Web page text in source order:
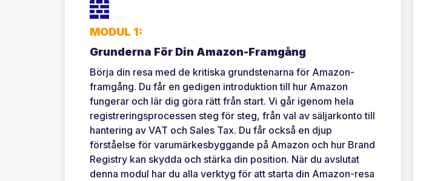
MODUL 1:
Grunderna För Din Amazon-Framgång
Börja din resa med de kritiska grundstenarna för Amazon-
framgång. Du får en gedigen introduktion till hur Amazon
fungerar och lär dig göra rätt från start. Vi går igenom hela
registreringsprocessen steg för steg, från val av säljarkonto till
hantering av VAT och Sales Tax. Du får också en djup
förståelse för varumärkesbyggande på Amazon och hur Brand
Registry kan skydda och stärka din position. När du avslutat
denna modul har du alla verktyg för att starta din Amazon-resa